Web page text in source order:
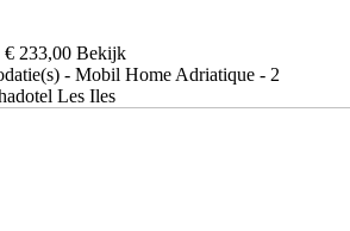
€ 233,00 Bekijk